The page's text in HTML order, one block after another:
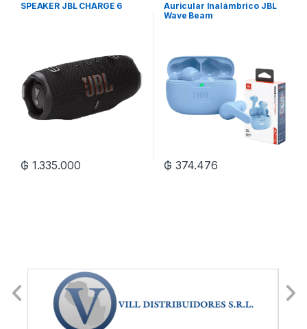
SPEAKER JBL CHARGE 6
₲ 1.335.000
Auricular Inalámbrico JBL
Wave Beam
₲ 374.476